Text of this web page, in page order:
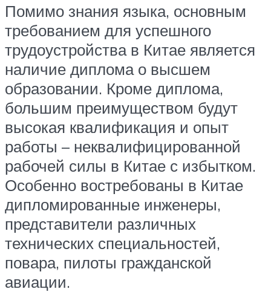
Помимо знания языка, основным
требованием для успешного
трудоустройства в Китае является
наличие диплома о высшем
образовании. Кроме диплома,
большим преимуществом будут
высокая квалификация и опыт
работы – неквалифицированной
рабочей силы в Китае с избытком.
Особенно востребованы в Китае
дипломированные инженеры,
представители различных
технических специальностей,
повара, пилоты гражданской
авиации.